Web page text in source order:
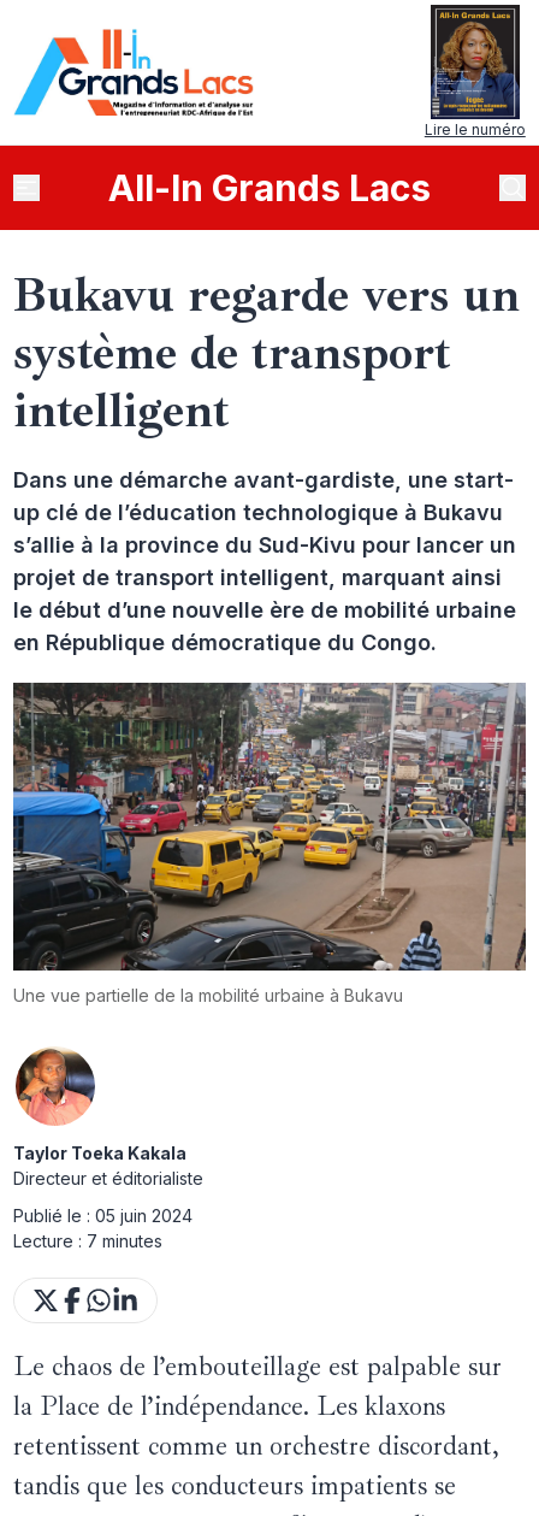
Lire le numéro
All-In Grands Lacs
Bukavu regarde vers un
système de transport
intelligent
Dans une démarche avant-gardiste, une start-
up clé de l’éducation technologique à Bukavu
s’allie à la province du Sud-Kivu pour lancer un
projet de transport intelligent, marquant ainsi
le début d’une nouvelle ère de mobilité urbaine
en République démocratique du Congo.
Une vue partielle de la mobilité urbaine à Bukavu
Taylor Toeka Kakala
Directeur et éditorialiste
Publié le :05 juin 2024
Lecture : 7 minutes
Le chaos de l’embouteillage est palpable sur
la Place de l’indépendance. Les klaxons
retentissent comme un orchestre discordant,
tandis que les conducteurs impatients se